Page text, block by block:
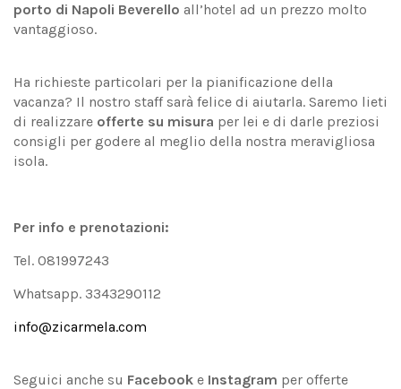
porto di Napoli Beverello all’hotel ad un prezzo molto
vantaggioso.
Ha richieste particolari per la pianificazione della
vacanza? Il nostro staff sarà felice di aiutarla. Saremo lieti
di realizzare offerte su misura per lei e di darle preziosi
consigli per godere al meglio della nostra meravigliosa
isola.
Per info e prenotazioni:
Tel. 081997243
Whatsapp. 3343290112
info@zicarmela.com
Seguici anche su Facebook e Instagram per offerte